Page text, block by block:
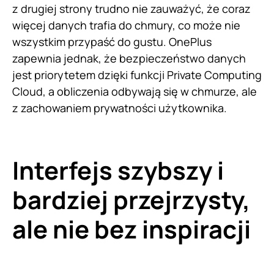
z drugiej strony trudno nie zauważyć, że coraz
więcej danych trafia do chmury, co może nie
wszystkim przypaść do gustu. OnePlus
zapewnia jednak, że bezpieczeństwo danych
jest priorytetem dzięki funkcji Private Computing
Cloud, a obliczenia odbywają się w chmurze, ale
z zachowaniem prywatności użytkownika.
Interfejs szybszy i
bardziej przejrzysty,
ale nie bez inspiracji